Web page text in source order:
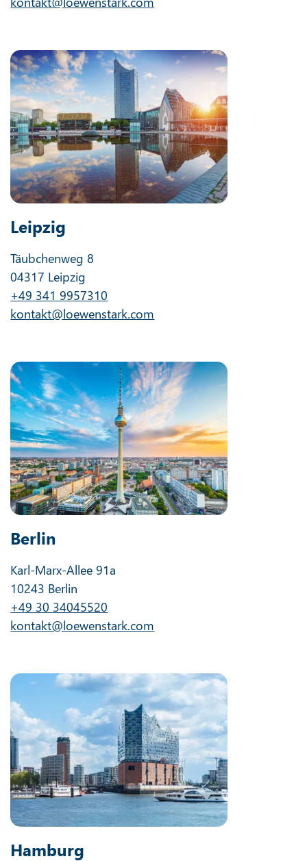
Leipzig
Täubchenweg 8
04317 Leipzig
+49 341 9957310
kontakt@loewenstark.com
Berlin
Karl-Marx-Allee 91a
10243 Berlin
+49 30 34045520
kontakt@loewenstark.com
Hamburg